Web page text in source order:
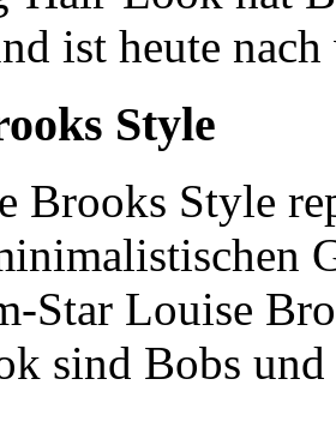
ist heute
Style
Brooks Style
Star Louise
sind Bobs